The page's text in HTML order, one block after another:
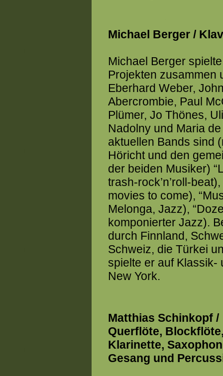
Michael Berger /
Michael Berger
Projekten zusammen
Eberhard Weber,
Abercrombie, Paul
Plümer, Jo Thönes,
Nadolny und Maria
aktuellen Bands sind
Höricht und den
der beiden Musiker)
trash-rock’n’roll-
movies to come),
Melonga, Jazz),
komponierter Jazz).
durch Finnland,
Schweiz, die Türkei
spielte er auf Klassik-
New York.
Matthias Schinkopf /
Querflöte,
Klarinette,
Gesang und